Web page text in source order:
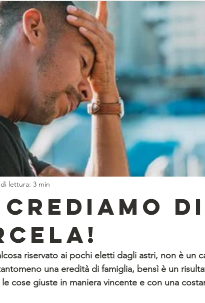
Marittima COLREG Appunti e
di
lettura: 3 min
riservato ai pochi eletti dagli astri, non è un
una eredità di famiglia, bensì è un
cose giuste in maniera vincente e con una